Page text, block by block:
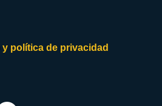
política de privacidad